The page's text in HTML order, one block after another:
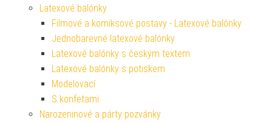
Latexové balónky
Filmové a komiksové postavy - Latexové balónky
Jednobarevné latexové balónky
Latexové balónky s českým textem
Latexové balónky s potiskem
Modelovací
S konfetami
Narozeninové a párty pozvánky